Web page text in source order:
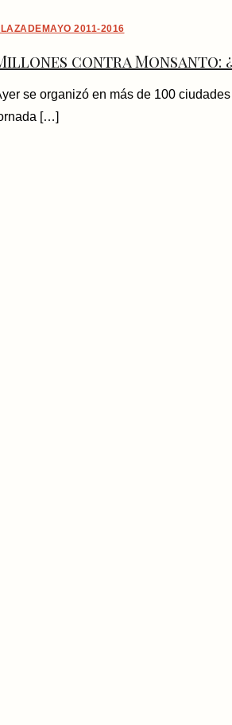
2011-2016
contra Monsanto:
se organizó en más de 100
[…]